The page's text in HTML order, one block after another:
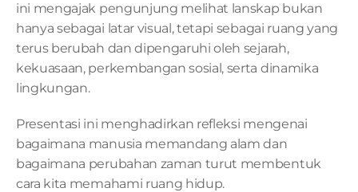
ini mengajak pengunjung melihat lanskap bukan
hanya sebagai latar visual, tetapi sebagai ruang yang
terus berubah dan dipengaruhi oleh sejarah,
kekuasaan, perkembangan sosial, serta dinamika
lingkungan.
Presentasi ini menghadirkan refleksi mengenai
bagaimana manusia memandang alam dan
bagaimana perubahan zaman turut membentuk
cara kita memahami ruang hidup.